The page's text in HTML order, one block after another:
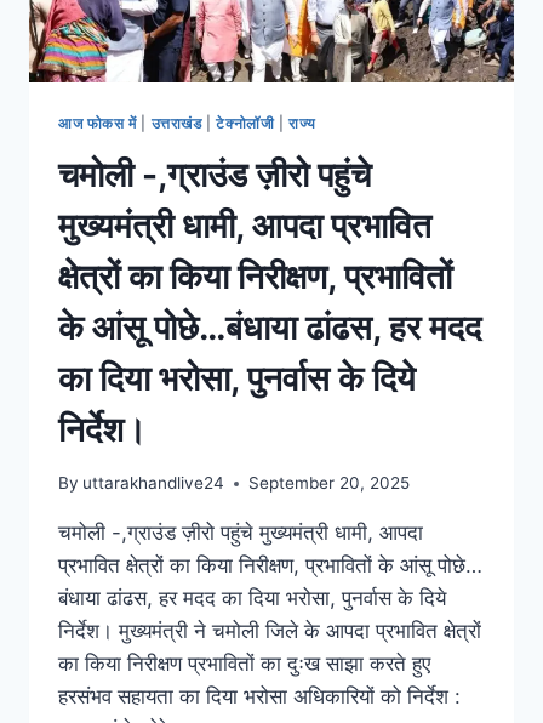
आज फोकस में| उत्तराखंड|टेक्नोलॉजी|राज्य
चमोली -,ग्राउंड ज़ीरो पहुंचे
मुख्यमंत्री धामी, आपदा प्रभावित
क्षेत्रों का किया निरीक्षण, प्रभावितों
के आंसू पोछे…बंधाया ढांढस, हर मदद
का दिया भरोसा, पुनर्वास के दिये
निर्देश।
By uttarakhandlive24 September 20, 2025
चमोली -,ग्राउंड ज़ीरो पहुंचे मुख्यमंत्री धामी, आपदा
प्रभावित क्षेत्रों का किया निरीक्षण, प्रभावितों के आंसू पोछे…
बंधाया ढांढस, हर मदद का दिया भरोसा, पुनर्वास के दिये
निर्देश। मुख्यमंत्री ने चमोली जिले के आपदा प्रभावित क्षेत्रों
का किया निरीक्षण प्रभावितों का दुःख साझा करते हुए
हरसंभव सहायता का दिया भरोसा अधिकारियों को निर्देश :